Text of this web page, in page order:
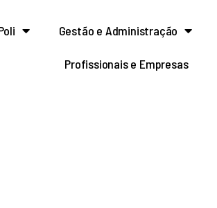
Gestão e Administração
Profissionais e Empresas